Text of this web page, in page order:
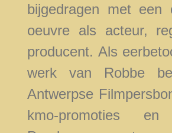
bijgedragen met een
oeuvre als acteur,
producent. Als
werk van Robbe
Antwerpse
kmo-promoties en